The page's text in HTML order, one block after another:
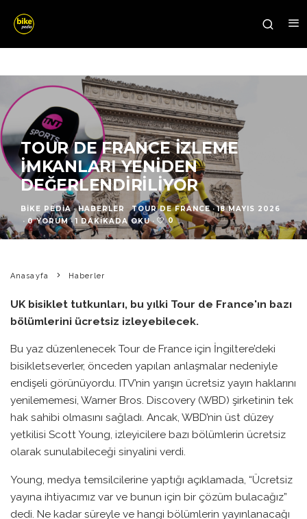
TOUR DE FRANCE İZLEME
İMKANLARI YENIDEN
DEĞERLENDIRILIYOR
BIKE PEDIA · HABERLER TOUR DE FRANCE · 18 MAYIS 2026
· 0 YORUM · 1 DAKIKADA OKU · 0
Anasayfa Haberler
UK bisiklet tutkunları, bu yılki Tour de France'ın bazı
bölümlerini ücretsiz izleyebilecek.
Bu yaz düzenlenecek Tour de France için İngiltere’deki
bisikletseverler, önceden yapılan anlaşmalar nedeniyle
endişeli görünüyordu. ITV’nin yarışın ücretsiz yayın haklarını
yenilememesi, Warner Bros. Discovery (WBD) şirketinin tek
hak sahibi olmasını sağladı. Ancak, WBD’nin üst düzey
yetkilisi Scott Young, izleyicilere bazı bölümlerin ücretsiz
olarak sunulabileceği sinyalini verdi.
Young, medya temsilcilerine yaptığı açıklamada, “Ücretsiz
yayına ihtiyacımız var ve bunun için bir çözüm bulacağız”
dedi. Ne kadar süreyle ve hangi bölümlerin yayınlanacağı